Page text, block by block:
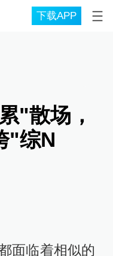
下载APP
"散场，
"综N
面临着相似的